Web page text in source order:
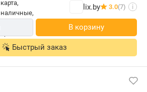
lix.by 3.0(7) i
В корзину
Быстрый заказ